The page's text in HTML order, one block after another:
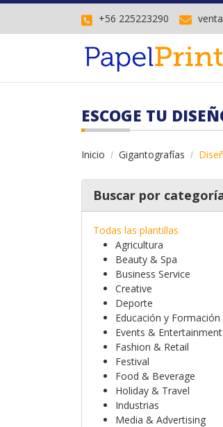
+56 225223290
ESCOGE TU
Inicio Gigantografías
Buscar por
Todas las plantillas
Agricultura
Beauty & Spa
Business Service
Creative
Deporte
Educación y Formación
Events & Entertainment
Fashion & Retail
Festival
Food & Beverage
Holiday & Travel
Industrias
Media & Advertising